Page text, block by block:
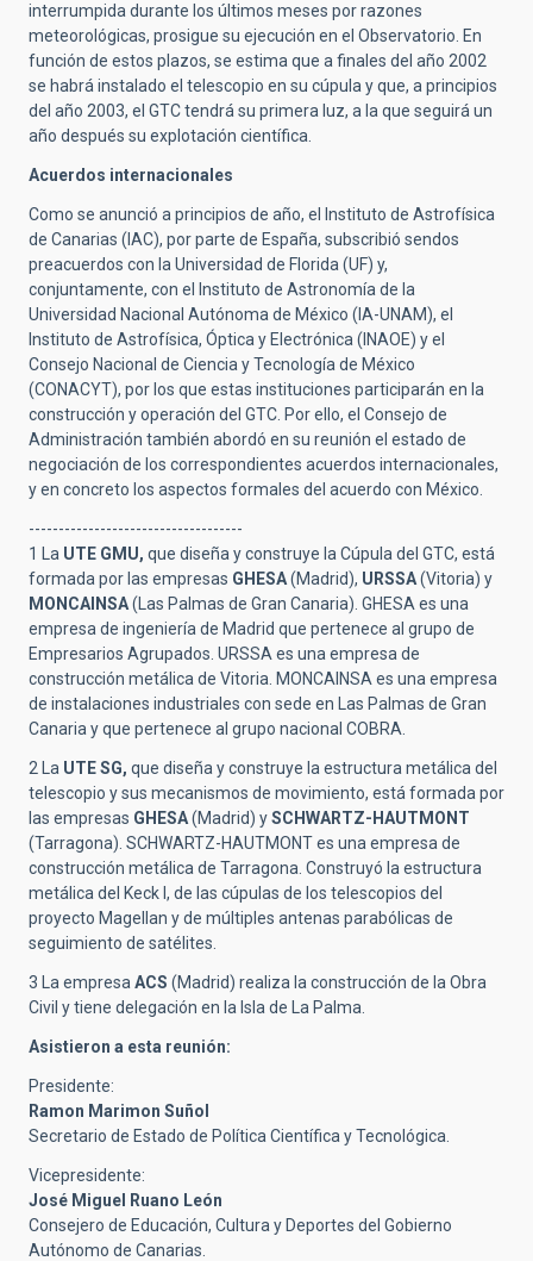
interrumpida durante los últimos meses por razones
meteorológicas, prosigue su ejecución en el Observatorio. En
función de estos plazos, se estima que a finales del año 2002
se habrá instalado el telescopio en su cúpula y que, a principios
del año 2003, el GTC tendrá su primera luz, a la que seguirá un
año después su explotación científica.
Acuerdos internacionales
Como se anunció a principios de año, el Instituto de Astrofísica
de Canarias (IAC), por parte de España, subscribió sendos
preacuerdos con la Universidad de Florida (UF) y,
conjuntamente, con el Instituto de Astronomía de la
Universidad Nacional Autónoma de México (IA-UNAM), el
Instituto de Astrofísica, Óptica y Electrónica (INAOE) y el
Consejo Nacional de Ciencia y Tecnología de México
(CONACYT), por los que estas instituciones participarán en la
construcción y operación del GTC. Por ello, el Consejo de
Administración también abordó en su reunión el estado de
negociación de los correspondientes acuerdos internacionales,
y en concreto los aspectos formales del acuerdo con México.
------------------------------------
1 La UTE GMU, que diseña y construye la Cúpula del GTC, está
formada por las empresas GHESA(Madrid), URSSA(Vitoria) y
MONCAINSA(Las Palmas de Gran Canaria). GHESA es una
empresa de ingeniería de Madrid que pertenece al grupo de
Empresarios Agrupados. URSSA es una empresa de
construcción metálica de Vitoria. MONCAINSA es una empresa
de instalaciones industriales con sede en Las Palmas de Gran
Canaria y que pertenece al grupo nacional COBRA.
2 La UTE SG, que diseña y construye la estructura metálica del
telescopio y sus mecanismos de movimiento, está formada por
las empresas GHESA(Madrid) ySCHWARTZ-HAUTMONT
(Tarragona). SCHWARTZ-HAUTMONT es una empresa de
construcción metálica de Tarragona. Construyó la estructura
metálica del Keck I, de las cúpulas de los telescopios del
proyecto Magellan y de múltiples antenas parabólicas de
seguimiento de satélites.
3 La empresa ACS (Madrid) realiza la construcción de la Obra
Civil y tiene delegación en la Isla de La Palma.
Asistieron a esta reunión:
Presidente:
Ramon Marimon Suñol
Secretario de Estado de Política Científica y Tecnológica.
Vicepresidente:
José Miguel Ruano León
Consejero de Educación, Cultura y Deportes del Gobierno
Autónomo de Canarias.